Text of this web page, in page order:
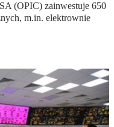
(OPIC) zainwestuje 650
m.in. elektrownie